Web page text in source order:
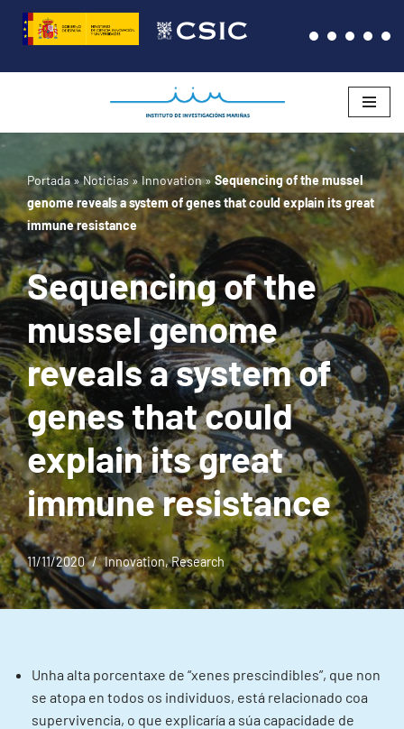
Saltar
al
Portada»Noticias»Innovation»Sequencing of the mussel
genome reveals a system of genes that could explain its great
immune resistance
Sequencing of the
mussel genome
reveals a system of
genes that could
explain its great
immune resistance
11/11/2020 Innovation,Research
Unha alta porcentaxe de “xenes prescindibles”, que non
se atopa en todos os individuos, está relacionado coa
supervivencia, o que explicaría a súa capacidade de